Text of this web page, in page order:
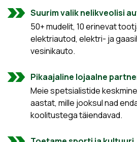
Suurim valik nelikveolisi
50+ mudelit, 10 erinevat
elektriautod, elektri- ja
vesinikauto.
Pikaajaline lojaalne
Meie spetsialistide
aastat, mille jooksul nad
koolitustega täiendavad.